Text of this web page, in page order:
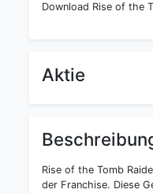
Download Rise of the
Aktie
Rise of the Tomb
der Franchise. Diese